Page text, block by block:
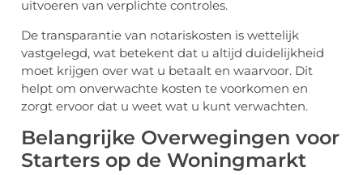
uitvoeren van verplichte controles.
De transparantie van notariskosten is wettelijk
vastgelegd, wat betekent dat u altijd duidelijkheid
moet krijgen over wat u betaalt en waarvoor. Dit
helpt om onverwachte kosten te voorkomen en
zorgt ervoor dat u weet wat u kunt verwachten.
Belangrijke Overwegingen voor
Starters op de Woningmarkt